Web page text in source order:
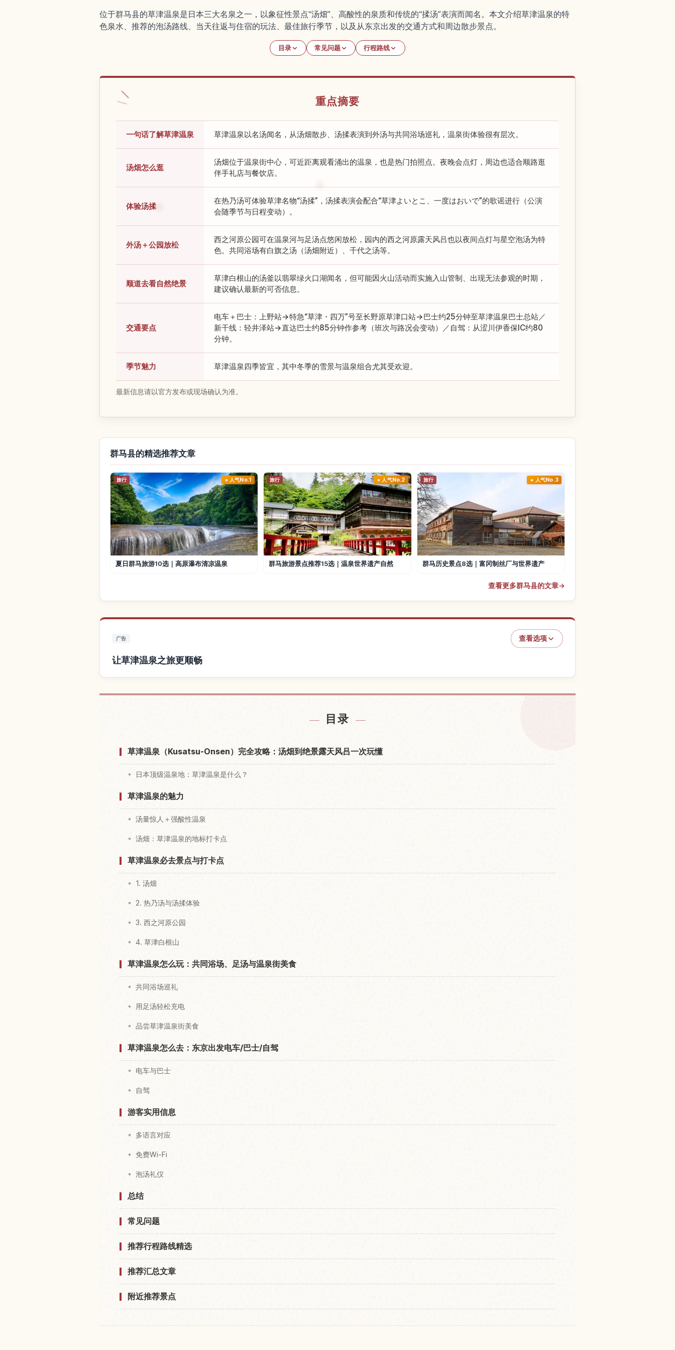
位于群马县的草津温泉是日本三大名泉之一，以象征性景点“汤畑”、高酸性的泉质和传统的“揉汤”表演而闻名。本文介绍草津温泉的特
色泉水、推荐的泡汤路线、当天往返与住宿的玩法、最佳旅行季节，以及从东京出发的交通方式和周边散步景点。
目录 常见问题 行程路线
重点摘要
一句话了解草津温泉 草津温泉以名汤闻名，从汤畑散步、汤揉表演到外汤与共同浴场巡礼，温泉街体验很有层次。
汤畑怎么逛
汤畑位于温泉街中心，可近距离观看涌出的温泉，也是热门拍照点。夜晚会点灯，周边也适合顺路逛
伴手礼店与餐饮店。
体验汤揉
在热乃汤可体验草津名物“汤揉”，汤揉表演会配合“草津よいとこ、一度はおいで”的歌谣进行（公演
会随季节与日程变动）。
外汤＋公园放松
西之河原公园可在温泉河与足汤点悠闲放松，园内的西之河原露天风吕也以夜间点灯与星空泡汤为特
色。共同浴场有白旗之汤（汤畑附近）、千代之汤等。
顺道去看自然绝景
草津白根山的汤釜以翡翠绿火口湖闻名，但可能因火山活动而实施入山管制、出现无法参观的时期，
建议确认最新的可否信息。
交通要点
电车＋巴士：上野站→特急“草津・四万”号至长野原草津口站→巴士约25分钟至草津温泉巴士总站／
新干线：轻井泽站→直达巴士约85分钟作参考（班次与路况会变动）／自驾：从涩川伊香保IC约80
分钟。
季节魅力 草津温泉四季皆宜，其中冬季的雪景与温泉组合尤其受欢迎。
最新信息请以官方发布或现场确认为准。
群马县的精选推荐文章
旅行 人气No.1
夏日群马旅游10选｜高原瀑布清凉温泉
旅行 人气No.2
群马旅游景点推荐15选｜温泉世界遗产自然
旅行 人气No.3
群马历史景点8选｜富冈制丝厂与世界遗产
查看更多群马县的文章→
广告 查看选项
让草津温泉之旅更顺畅
目录
草津温泉（Kusatsu-Onsen）完全攻略：汤畑到绝景露天风吕一次玩懂
日本顶级温泉地：草津温泉是什么？
草津温泉的魅力
汤量惊人＋强酸性温泉
汤畑：草津温泉的地标打卡点
草津温泉必去景点与打卡点
1. 汤畑
2. 热乃汤与汤揉体验
3. 西之河原公园
4. 草津白根山
草津温泉怎么玩：共同浴场、足汤与温泉街美食
共同浴场巡礼
用足汤轻松充电
品尝草津温泉街美食
草津温泉怎么去：东京出发电车/巴士/自驾
电车与巴士
自驾
游客实用信息
多语言对应
免费Wi-Fi
泡汤礼仪
总结
常见问题
推荐行程路线精选
推荐汇总文章
附近推荐景点